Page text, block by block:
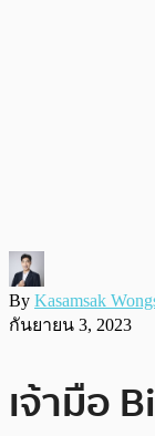
By Kasamsak
กันยายน 3, 2023
เจ้ามือ